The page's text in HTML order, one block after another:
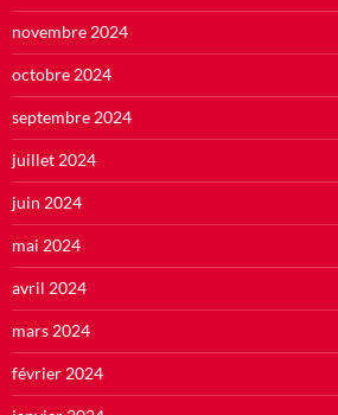
novembre 2024
octobre 2024
septembre 2024
juillet 2024
juin 2024
mai 2024
avril 2024
mars 2024
février 2024